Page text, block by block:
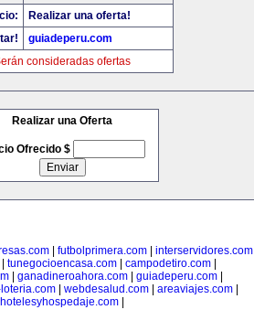
Realizar una oferta!
guiadeperu.com
consideradas ofertas
Realizar una Oferta
Ofrecido $
| futbolprimera.com| interservidores.com|
tunegocioencasa.com| campodetiro.com|
| ganadineroahora.com| guiadeperu.com|
webdesalud.com areaviajes.com
hotelesyhospedaje.com